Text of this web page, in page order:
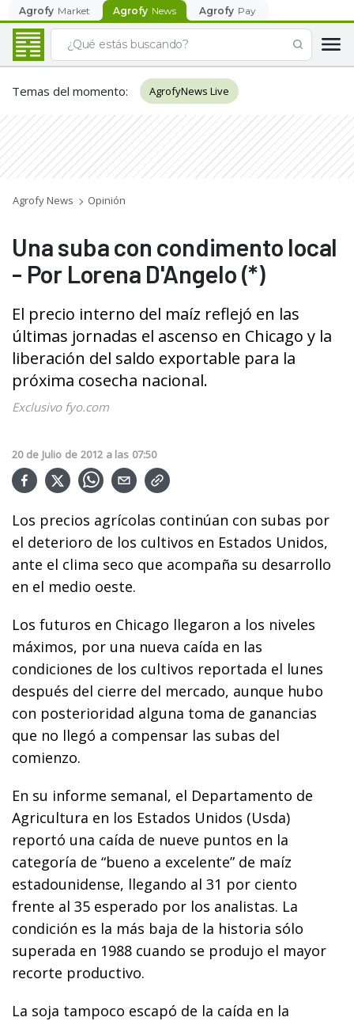
Agrofy Market Agrofy News Agrofy Pay
Temas del momento: AgrofyNews Live
Agrofy News Opinión
Una suba con condimento local
- Por Lorena D'Angelo (*)
El precio interno del maíz reflejó en las
últimas jornadas el ascenso en Chicago y la
liberación del saldo exportable para la
próxima cosecha nacional.
Exclusivo fyo.com
20 de Julio de 2012 a las 07:50
Los precios agrícolas continúan con subas por
el deterioro de los cultivos en Estados Unidos,
ante el clima seco que acompaña su desarrollo
en el medio oeste.
Los futuros en Chicago llegaron a los niveles
máximos, por una nueva caída en las
condiciones de los cultivos reportada el lunes
después del cierre del mercado, aunque hubo
con posterioridad alguna toma de ganancias
que no llegó a compensar las subas del
comienzo.
En su informe semanal, el Departamento de
Agricultura en los Estados Unidos (Usda)
reportó una caída de nueve puntos en la
categoría de “bueno a excelente” de maíz
estadounidense, llegando al 31 por ciento
frente al 35 esperado por los analistas. La
condición es la más baja de la historia sólo
superada en 1988 cuando se produjo el mayor
recorte productivo.
La soja tampoco escapó de la caída en la